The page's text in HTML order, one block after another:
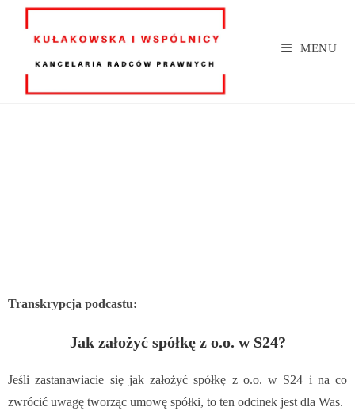
MENU
Transkrypcja podcastu:
Jak założyć spółkę z o.o. w S24?
Jeśli zastanawiacie się jak założyć spółkę z o.o. w S24 i na co
zwrócić uwagę tworząc umowę spółki, to ten odcinek jest dla Was.